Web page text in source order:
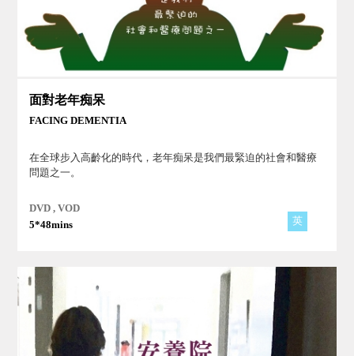
面對老年痴呆
FACING DEMENTIA
在全球步入高齡化的時代，老年痴呆是我們最緊迫的社會和醫療
問題之一。
DVD , VOD
5*48mins
英